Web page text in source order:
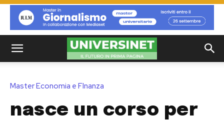
Master Economia e FInanza
nasce un corso per